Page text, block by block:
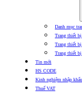
Danh mục
Trang thiết
Trang thiết
Trang thiết
Tin mới
HS CODE
Kinh nghiệm nhập
Thuế VAT